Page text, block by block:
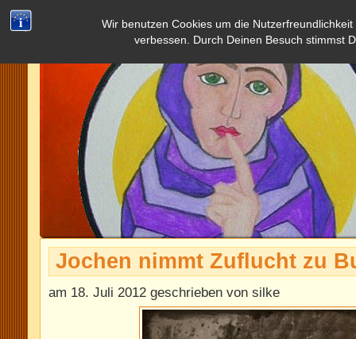
Wir benutzen Cookies um die
verbessen. Durch Deinen Besuch stimmst
Jochen nimmt Zuflucht zu
am 18. Juli 2012 geschrieben von silke